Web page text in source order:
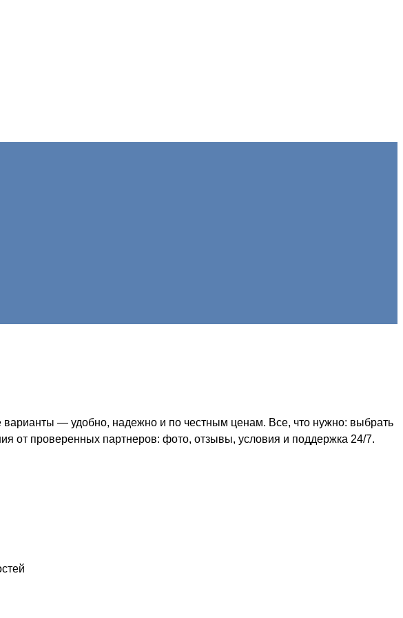
— удобно, надежно и по честным ценам. Все, что нужно: выбрать
от проверенных партнеров: фото, отзывы, условия и поддержка 24/7.